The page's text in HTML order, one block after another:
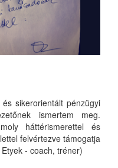
sikerorientált pénzügyi
ismertem meg.
háttérismerettel és
felvértezve támogatja
- coach, tréner)